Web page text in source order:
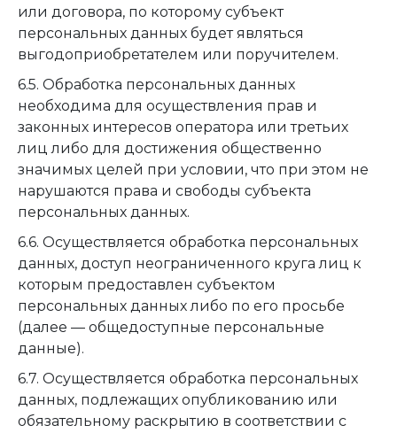
или договора, по которому субъект
персональных данных будет являться
выгодоприобретателем или поручителем.
6.5. Обработка персональных данных
необходима для осуществления прав и
законных интересов оператора или третьих
лиц либо для достижения общественно
значимых целей при условии, что при этом не
нарушаются права и свободы субъекта
персональных данных.
6.6. Осуществляется обработка персональных
данных, доступ неограниченного круга лиц к
которым предоставлен субъектом
персональных данных либо по его просьбе
(далее — общедоступные персональные
данные).
6.7. Осуществляется обработка персональных
данных, подлежащих опубликованию или
обязательному раскрытию в соответствии с